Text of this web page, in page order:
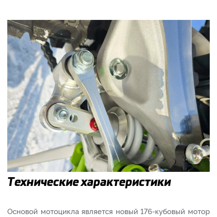
Технические характеристики
Основой мотоцикла является новый 176-кубовый мотор